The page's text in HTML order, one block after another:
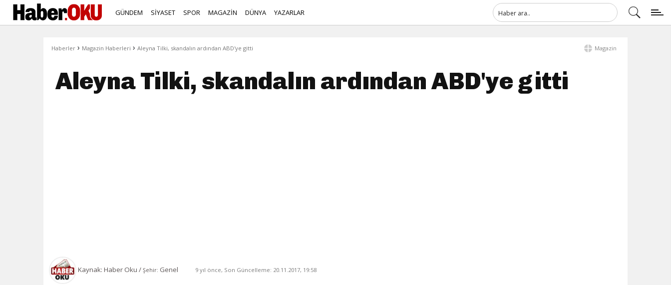
GÜNDEM SİYASET SPOR MAGAZİN DÜNYA YAZARLAR
Haberler › Magazin Haberleri › Aleyna Tilki, skandalın ardından ABD'ye gitti Magazin
Aleyna Tilki, skandalın ardından ABD'ye gitti
Kaynak: Haber Oku /Şehir: Genel 9 yıl önce, Son Güncelleme: 20.11.2017, 19:58